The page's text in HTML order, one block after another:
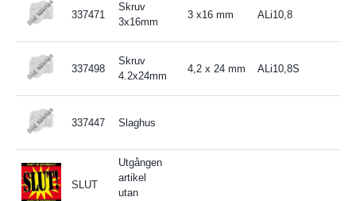
337471
Skruv
3x16mm
3 x16 mm ALi10,8
337498
Skruv
4.2x24mm
4,2 x 24 mm ALi10,8S
337447 Slaghus
SLUT
Utgången
artikel
utan